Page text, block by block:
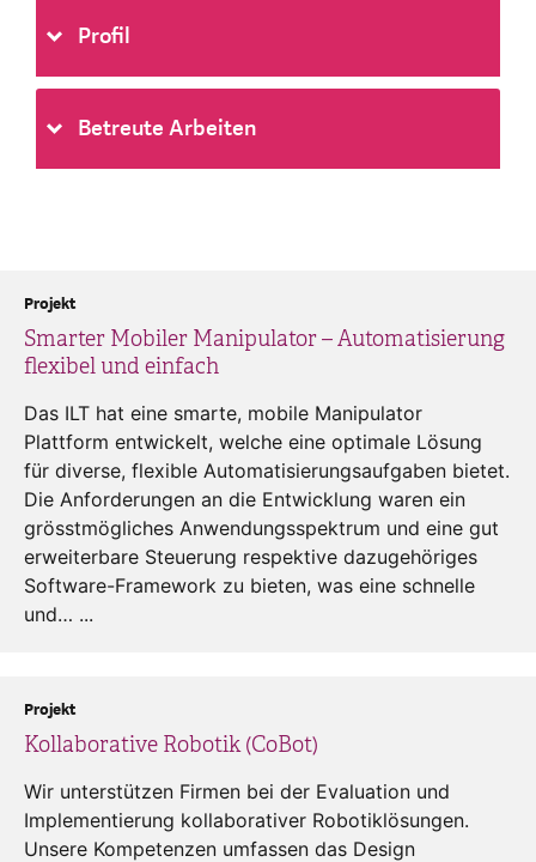
Profil
Betreute Arbeiten
Smarter Mobiler Manipulator – Automatisierung
flexibel und einfach
Projekt
Das ILT hat eine smarte, mobile Manipulator
Plattform entwickelt, welche eine optimale Lösung
für diverse, flexible Automatisierungsaufgaben bietet.
Die Anforderungen an die Entwicklung waren ein
grösstmögliches Anwendungsspektrum und eine gut
erweiterbare Steuerung respektive dazugehöriges
Software-Framework zu bieten, was eine schnelle
und… ...
Kollaborative Robotik (CoBot)
Projekt
Wir unterstützen Firmen bei der Evaluation und
Implementierung kollaborativer Robotiklösungen.
Unsere Kompetenzen umfassen das Design